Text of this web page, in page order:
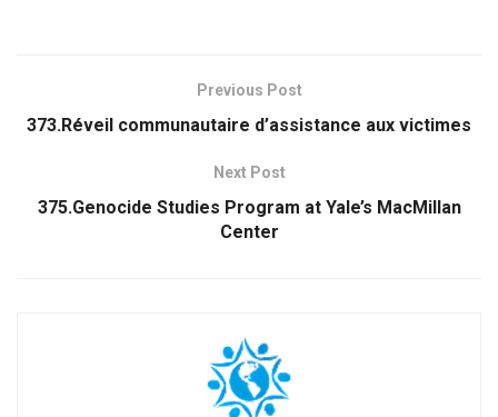
Previous Post
373.Réveil communautaire d’assistance aux victimes
Next Post
375.Genocide Studies Program at Yale’s MacMillan
Center